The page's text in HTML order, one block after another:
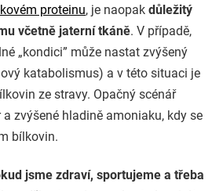
proteinu, je naopak důležitý
včetně jaterní tkáně. V případě,
„kondici” může nastat zvýšený
katabolismus) a v této situaci je
ze stravy. Opačný scénář
zvýšené hladině amoniaku, kdy se
bílkovin.
jsme zdraví, sportujeme a třeba